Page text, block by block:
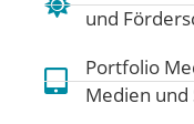
und
Portfolio
Medien und